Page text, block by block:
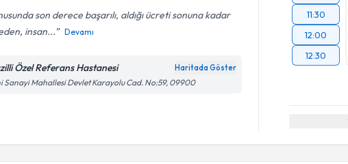
son derece başarılı, aldığı ücreti sonuna kadar
insan...
Devamı
Özel Referans Hastanesi Haritada Göster
Sanayi Mahallesi Devlet Karayolu Cad. No:59, 09900
11:30
12:00
12:30